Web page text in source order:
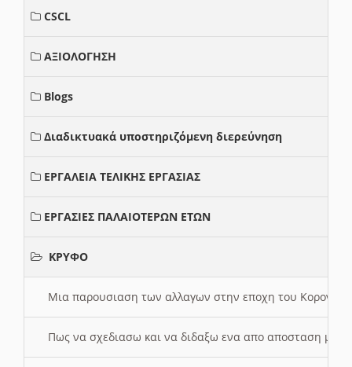
CSCL
ΑΞΙΟΛΟΓΗΣΗ
Blogs
Διαδικτυακά υποστηριζόμενη διερεύνηση
ΕΡΓΑΛΕΙΑ ΤΕΛΙΚΗΣ ΕΡΓΑΣΙΑΣ
ΕΡΓΑΣΙΕΣ ΠΑΛΑΙΟΤΕΡΩΝ ΕΤΩΝ
ΚΡΥΦΟ
Μια παρουσιαση των αλλαγων στην εποχη του
Πως να σχεδιασω και να διδαξω ενα απο αποσταση